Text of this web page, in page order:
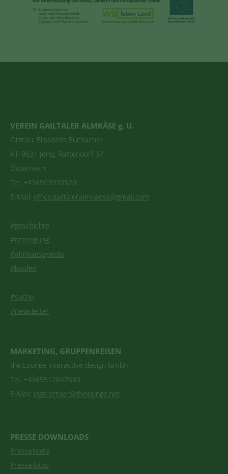
VEREIN GAILTALER ALMKÄSE g. U.
Obfrau: Elisabeth Buchacher
AT-9631 Jenig, Rattendorf 57
Österreich
Tel. +436503910520
E-Mail: office.gailtaleralmkaese@gmail.com
#geschichte
#erzeugung
#almkaesepedia
#kaufen
#suche
#newsletter
MARKETING, GRUPPENREISEN
the Lounge interactive design GmbH
Tel. +4369912647680
E-Mail: ingo.ortner@thelounge.net
PRESSE DOWNLOADS
Pressetexte
Pressefotos